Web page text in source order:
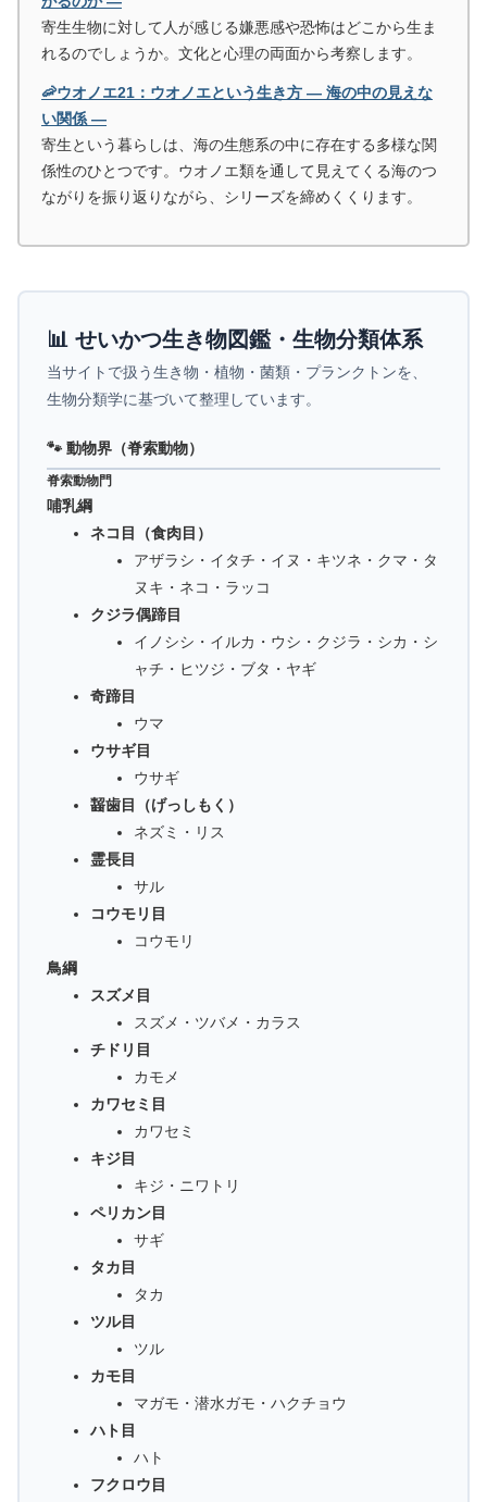
寄生生物に対して人が感じる嫌悪感や恐怖はどこから生ま
れるのでしょうか。文化と心理の両面から考察します。
🦐ウオノエ21：ウオノエという生き方 ― 海の中の見えな
い関係 ―
寄生という暮らしは、海の生態系の中に存在する多様な関
係性のひとつです。ウオノエ類を通して見えてくる海のつ
ながりを振り返りながら、シリーズを締めくくります。
📊 せいかつ生き物図鑑・生物分類体系
当サイトで扱う生き物・植物・菌類・プランクトンを、
生物分類学に基づいて整理しています。
🐾 動物界（脊索動物）
脊索動物門
哺乳綱
ネコ目（食肉目）
アザラシ・イタチ・イヌ・キツネ・クマ・タ
ヌキ・ネコ・ラッコ
クジラ偶蹄目
イノシシ・イルカ・ウシ・クジラ・シカ・シ
ャチ・ヒツジ・ブタ・ヤギ
奇蹄目
ウマ
ウサギ目
ウサギ
齧歯目（げっしもく）
ネズミ・リス
霊長目
サル
コウモリ目
コウモリ
鳥綱
スズメ目
スズメ・ツバメ・カラス
チドリ目
カモメ
カワセミ目
カワセミ
キジ目
キジ・ニワトリ
ペリカン目
サギ
タカ目
タカ
ツル目
ツル
カモ目
マガモ・潜水ガモ・ハクチョウ
ハト目
ハト
フクロウ目